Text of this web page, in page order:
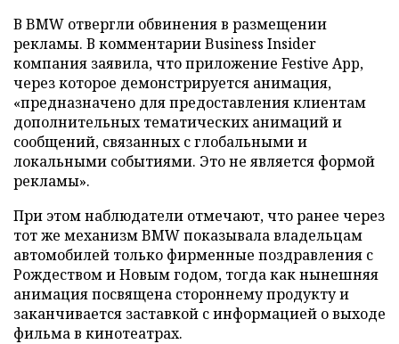
В BMW отвергли обвинения в размещении
рекламы. В комментарии Business Insider
компания заявила, что приложение Festive App,
через которое демонстрируется анимация,
«предназначено для предоставления клиентам
дополнительных тематических анимаций и
сообщений, связанных с глобальными и
локальными событиями. Это не является формой
рекламы».
При этом наблюдатели отмечают, что ранее через
тот же механизм BMW показывала владельцам
автомобилей только фирменные поздравления с
Рождеством и Новым годом, тогда как нынешняя
анимация посвящена стороннему продукту и
заканчивается заставкой с информацией о выходе
фильма в кинотеатрах.